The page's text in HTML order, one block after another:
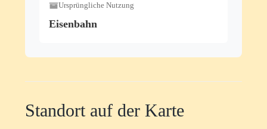
Ursprüngliche Nutzung
Eisenbahn
Standort auf der Karte